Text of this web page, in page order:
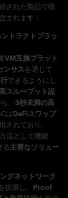
された製品で構
まれます：
トラクトプラッ
互換プラット
ンサス を通じて
できるようにし
スループット設
、 3秒未満の高
はDeFiスワップ
されており、
法として機能
る主要なソリュー
グネットワーク
張し、 Proof